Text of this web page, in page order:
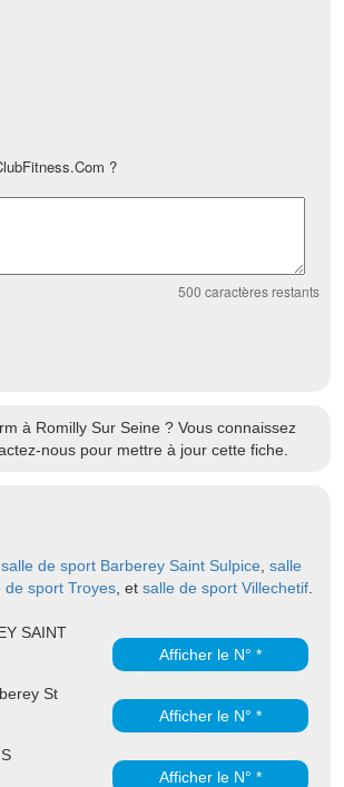
?
500 caractères restants
à Romilly Sur Seine ? Vous connaissez
nous pour mettre à jour cette fiche.
salle de sport Barberey Saint Sulpice salle
de sport Troyes , et salle de sport Villechetif
SAINT
Afficher le N° *
St
Afficher le N° *
Afficher le N° *